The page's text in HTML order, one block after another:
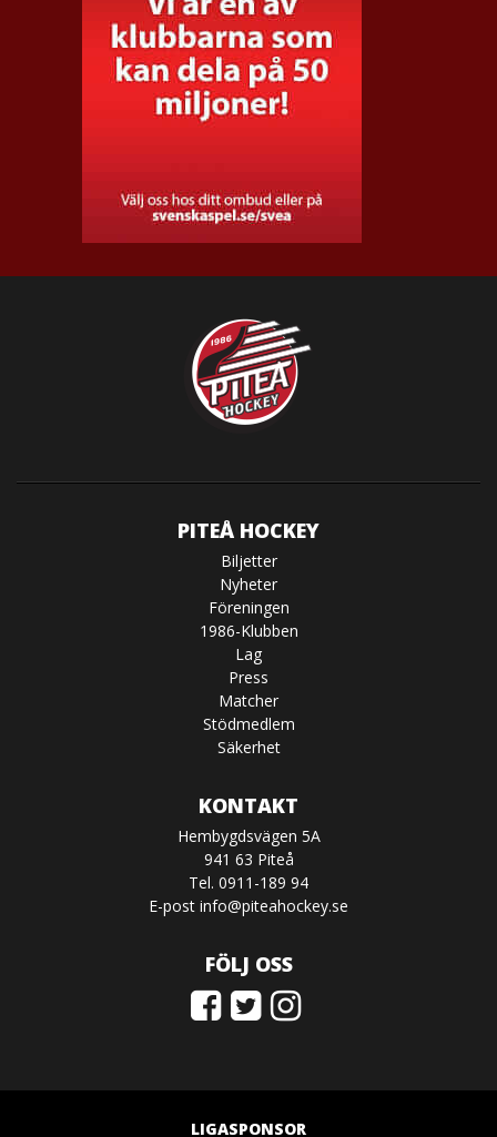
PITEÅ HOCKEY
Biljetter
Nyheter
Föreningen
1986-Klubben
Lag
Press
Matcher
Stödmedlem
Säkerhet
KONTAKT
Hembygdsvägen 5A
941 63 Piteå
Tel. 0911-189 94
E-post info@piteahockey.se
FÖLJ OSS
LIGASPONSOR